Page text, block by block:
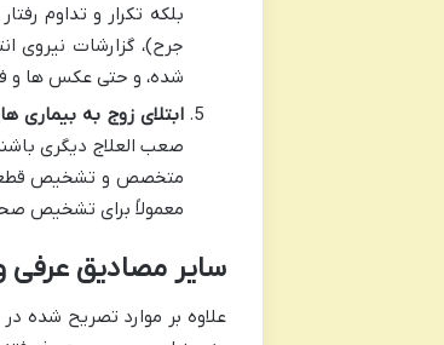
بلکه تکرار و تداوم
جرح)، گزارشات نیروی
شده، و حتی عکس ها و
ابتلای زوج به بیماری
صعب العلاج دیگری
متخصص و تشخیص قطعی
معمولاً برای تشخیص
سایر مصادیق
علاوه بر موارد تصریح شده